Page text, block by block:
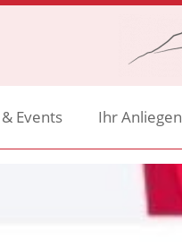
Events Ihr Anliegen